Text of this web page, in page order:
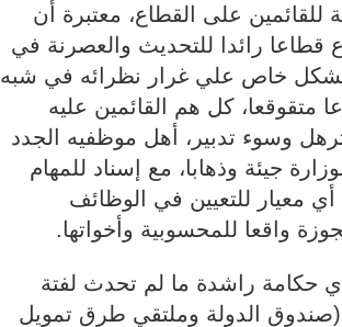
للقائمين على القطاع، معتبرة أن
رائدا للتحديث والعصرنة في
بشكل خاص علي غرار نظرائه في شبه
متقوقعا، كل هم القائمين عليه
وسوء تدبير، أهل موظفيه الجدد
جيئة وذهابا، مع إسناد للمهام
معيار للتعيين في الوظائف
واقعا للمحسوبية وأخواتها.
حكامة راشدة ما لم تحدث لفتة
(صندوق الدولة وملتقي طرق تمويل